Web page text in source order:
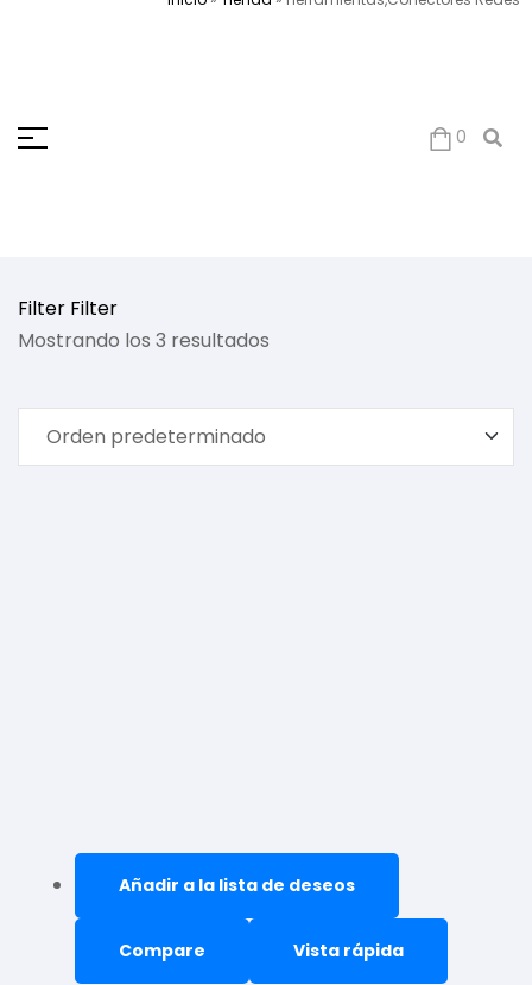
0
Filter Filter
Mostrando los 3 resultados
Añadir a la lista de deseos
Compare Vista rápida